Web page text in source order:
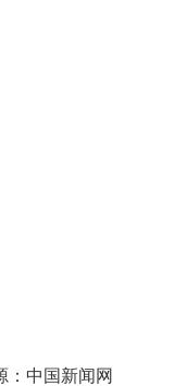
中国新闻网